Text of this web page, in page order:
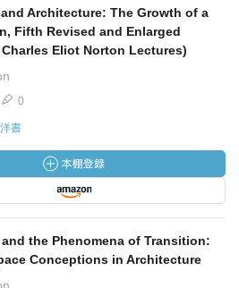
Architecture: The Growth of a
Fifth Revised and Enlarged
Eliot Norton Lectures)
0
書
the Phenomena of Transition:
Conceptions in Architecture